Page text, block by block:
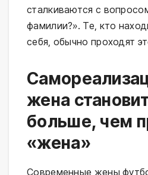
сталкиваются с
фамилии?». Те, кто
себя, обычно проходят
жена
больше, чем
«жена»
Современные жены